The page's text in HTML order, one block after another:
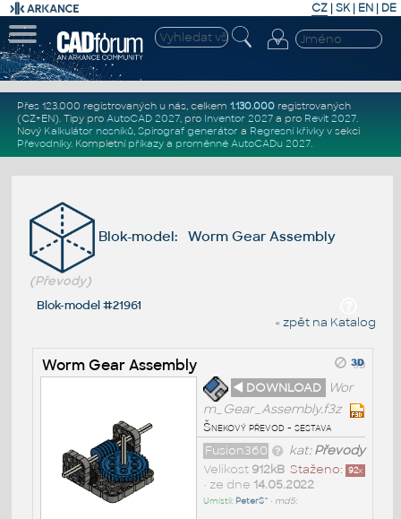
CZ | SK| EN | DE
Přes 123.000 registrovaných u nás, celkem 1.130.000registrovaných
(CZ+EN). Tipy pro AutoCAD 2027, pro Inventor 2027a pro Revit 2027.
Nový Kalkulátor nosníků, Spirograf generátor a Regresní křivkyv sekci
Převodníky. Kompletní příkazya proměnné AutoCADu 2027.
Blok-model: Worm Gear Assembly
(Převody)
Blok-model #21961
« zpět na Katalog
Worm Gear Assembly
◄ DOWNLOAD
Wor
m_Gear_Assembly.f3z
Šnekový převod - sestava
kat:Převody
Fusion360
Staženo: 92x
Velikost 912kB
• ze dne 14.05.2022
Umístil: PeterS^ • md5: